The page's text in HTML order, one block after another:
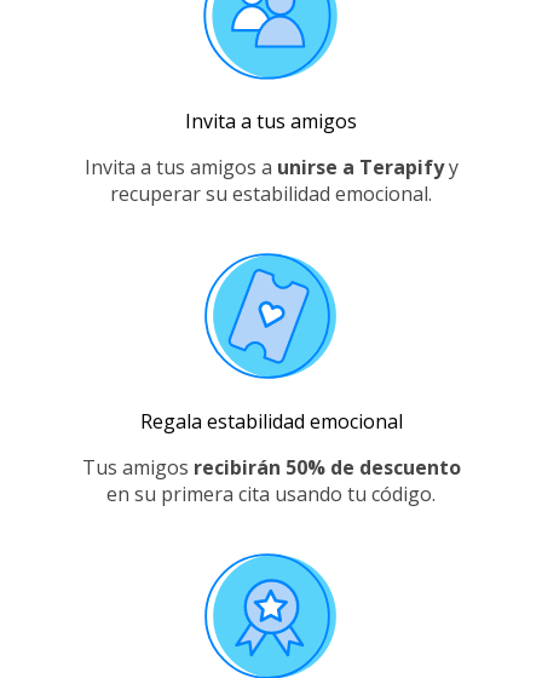
Invita a tus amigos
Invita a tus amigos a unirse a Terapify y
recuperar su estabilidad emocional.
Regala estabilidad emocional
Tus amigos recibirán 50% de descuento
en su primera cita usando tu código.